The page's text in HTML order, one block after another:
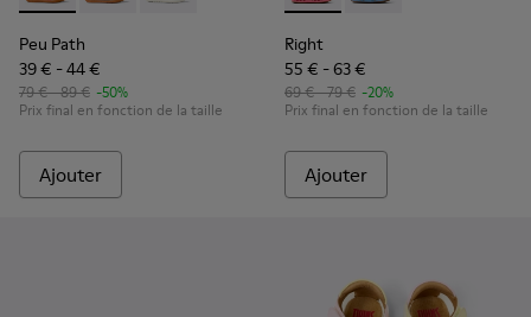
Peu Path
39 € - 44 €
79 € - 89 € -50%
Prix final en fonction de la taille
Ajouter
Right
55 € - 63 €
69 € - 79 € -20%
Prix final en fonction de la taille
Ajouter